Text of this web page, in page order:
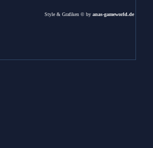
Style & Grafiken © by anas-gameworld.de